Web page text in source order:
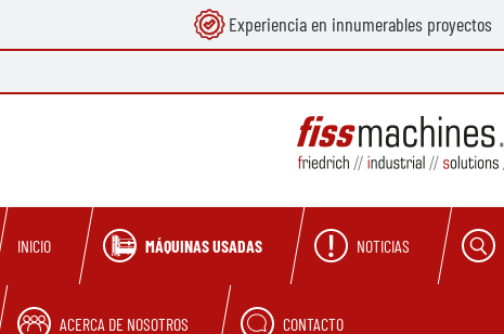
Saltar a la navegación principalExperiencia en innumerables proyectos
INICIO MÁQUINAS USADAS NOTICIAS
ACERCA DE NOSOTROS CONTACTO